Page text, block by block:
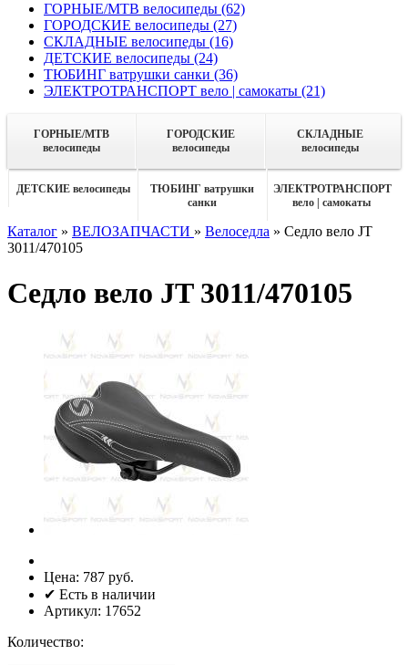
ГОРНЫЕ/MTB велосипеды (62)
ГОРОДСКИЕ велосипеды (27)
СКЛАДНЫЕ велосипеды (16)
ДЕТСКИЕ велосипеды (24)
ТЮБИНГ ватрушки санки (36)
ЭЛЕКТРОТРАНСПОРТ вело | самокаты (21)
ГОРНЫЕ/MTB
велосипеды
ГОРОДСКИЕ
велосипеды
СКЛАДНЫЕ
велосипеды
ДЕТСКИЕ велосипеды
ТЮБИНГ ватрушки
санки
ЭЛЕКТРОТРАНСПОРТ
вело | самокаты
Каталог » ВЕЛОЗАПЧАСТИ » Велоседла » Седло вело JT
3011/470105
Седло вело JT 3011/470105
Цена: 787 руб.
✔ Есть в наличии
Артикул: 17652
Количество: